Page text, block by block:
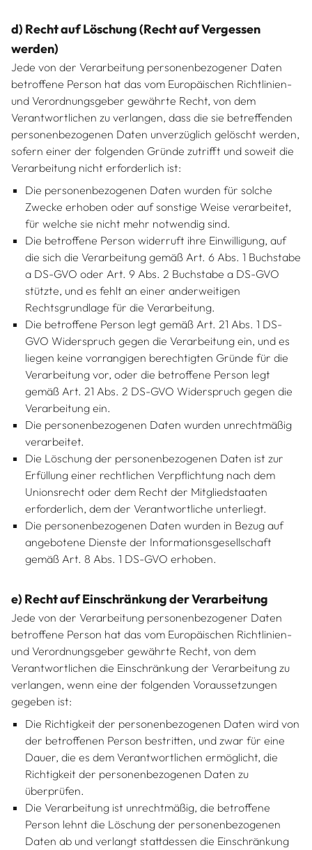
d) Recht auf Löschung (Recht auf Vergessen
werden)
Jede von der Verarbeitung personenbezogener Daten
betroffene Person hat das vom Europäischen Richtlinien-
und Verordnungsgeber gewährte Recht, von dem
Verantwortlichen zu verlangen, dass die sie betreffenden
personenbezogenen Daten unverzüglich gelöscht werden,
sofern einer der folgenden Gründe zutrifft und soweit die
Verarbeitung nicht erforderlich ist:
Die personenbezogenen Daten wurden für solche
Zwecke erhoben oder auf sonstige Weise verarbeitet,
für welche sie nicht mehr notwendig sind.
Die betroffene Person widerruft ihre Einwilligung, auf
die sich die Verarbeitung gemäß Art. 6 Abs. 1 Buchstabe
a DS-GVO oder Art. 9 Abs. 2 Buchstabe a DS-GVO
stützte, und es fehlt an einer anderweitigen
Rechtsgrundlage für die Verarbeitung.
Die betroffene Person legt gemäß Art. 21 Abs. 1 DS-
GVO Widerspruch gegen die Verarbeitung ein, und es
liegen keine vorrangigen berechtigten Gründe für die
Verarbeitung vor, oder die betroffene Person legt
gemäß Art. 21 Abs. 2 DS-GVO Widerspruch gegen die
Verarbeitung ein.
Die personenbezogenen Daten wurden unrechtmäßig
verarbeitet.
Die Löschung der personenbezogenen Daten ist zur
Erfüllung einer rechtlichen Verpflichtung nach dem
Unionsrecht oder dem Recht der Mitgliedstaaten
erforderlich, dem der Verantwortliche unterliegt.
Die personenbezogenen Daten wurden in Bezug auf
angebotene Dienste der Informationsgesellschaft
gemäß Art. 8 Abs. 1 DS-GVO erhoben.
e) Recht auf Einschränkung der Verarbeitung
Jede von der Verarbeitung personenbezogener Daten
betroffene Person hat das vom Europäischen Richtlinien-
und Verordnungsgeber gewährte Recht, von dem
Verantwortlichen die Einschränkung der Verarbeitung zu
verlangen, wenn eine der folgenden Voraussetzungen
gegeben ist:
Die Richtigkeit der personenbezogenen Daten wird von
der betroffenen Person bestritten, und zwar für eine
Dauer, die es dem Verantwortlichen ermöglicht, die
Richtigkeit der personenbezogenen Daten zu
überprüfen.
Die Verarbeitung ist unrechtmäßig, die betroffene
Person lehnt die Löschung der personenbezogenen
Daten ab und verlangt stattdessen die Einschränkung